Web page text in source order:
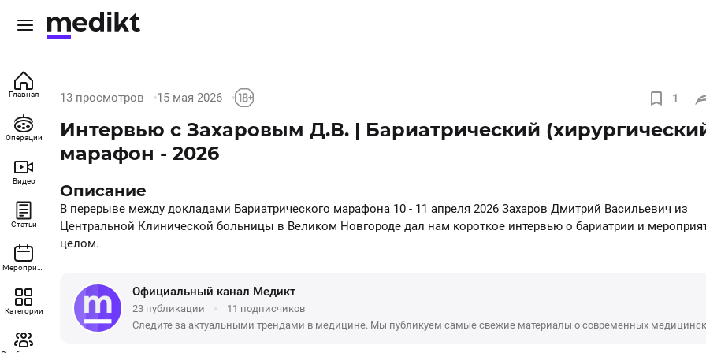
Главная
Операции
Видео
Статьи
Категории
13 просмотров 15 мая 2026 1
Интервью с Захаровым Д.В. | Бариатрический
марафон - 2026
Описание
В перерыве между докладами Бариатрического марафона 10 - 11 апреля 2026 Захаров Дмитрий Васильевич из
Центральной Клинической больницы в Великом Новгороде дал нам короткое интервью о бариатрии и
целом.
- Как прошло мероприятие и какие были впечатления?
- Как молодым специалистам находить действительно полезный контент в сегодняшнем информационном шуме?
- Как изменилась хирургия и как дальше будет развиваться направление бариатрии?
Официальный канал Медикт
23 публикации
11 подписчиков